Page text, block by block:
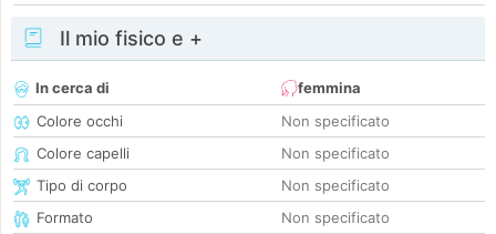
Il mio fisico e +
In cerca di
femmina
Colore occhi
Non specificato
Colore capelli
Non specificato
Tipo di corpo
Non specificato
Formato
Non specificato